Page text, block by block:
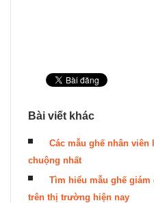
Bài viết khác
Các mẫu ghế nhân
chuộng nhất
Tìm hiểu mẫu ghế
trên thị trường hiện nay